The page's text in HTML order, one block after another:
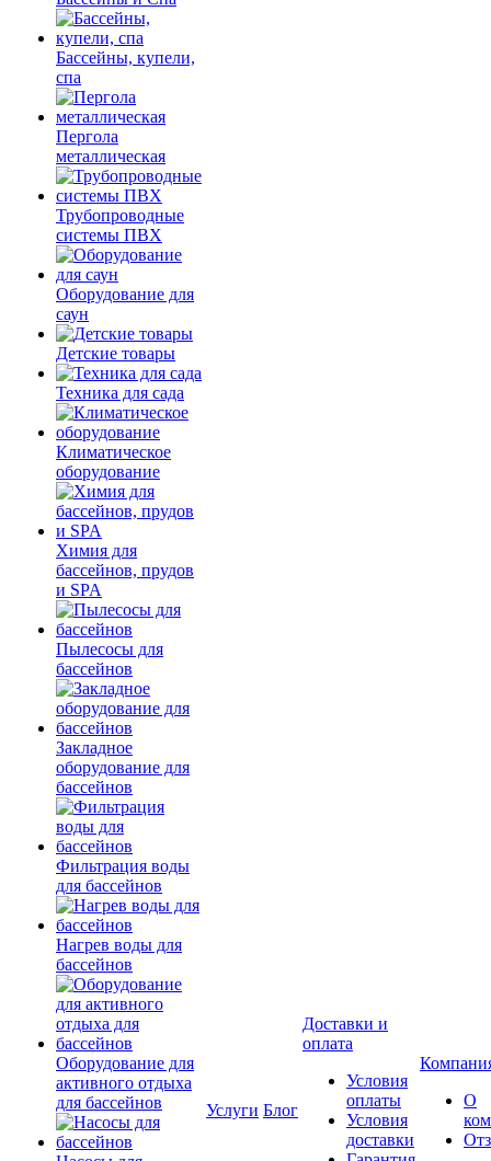
Бассейны, купели,
спа
Пергола
металлическая
Трубопроводные
системы ПВХ
Оборудование для
саун
Детские товары
Техника для сада
Климатическое
оборудование
Химия для
бассейнов, прудов
и SPA
Пылесосы для
бассейнов
Закладное
оборудование для
бассейнов
Фильтрация воды
для бассейнов
Нагрев воды для
бассейнов
Оборудование для
активного отдыха
для бассейнов
Услуги Блог
Доставки и
оплата
Условия
оплаты
Условия
доставки
О